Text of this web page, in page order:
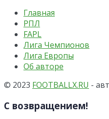
Главная
РПЛ
FAPL
Лига Чемпионов
Лига Европы
Об авторе
© 2023 FOOTBALLX.RU -
С возвращением!